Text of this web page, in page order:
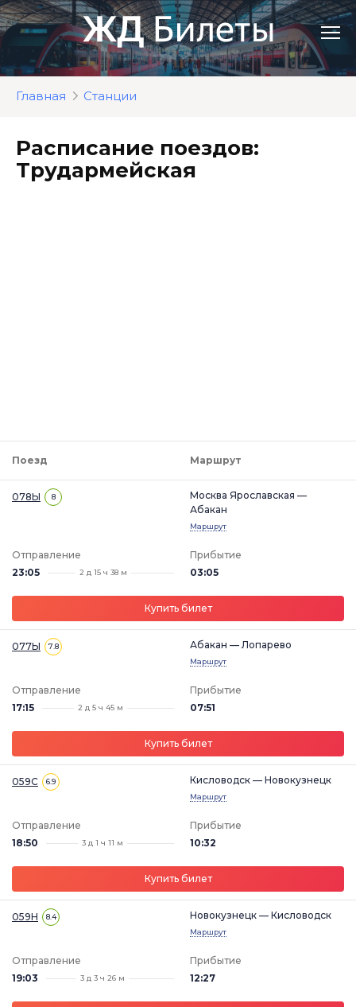
Перейти
к
контенту
Главная Станции
Расписание поездов:
Трудармейская
Поезд Маршрут
078Ы 8
Москва Ярославская —
Абакан
Маршрут
Отправление
23:05
2 д 15 ч 38 м
Прибытие
03:05
Купить билет
077Ы 7.8 Абакан — Лопарево
Маршрут
Отправление
17:15
2 д 5 ч 45 м
Прибытие
07:51
Купить билет
059С 6.9 Кисловодск — Новокузнецк
Маршрут
Отправление
18:50
3 д 1 ч 11 м
Прибытие
10:32
Купить билет
059Н 8.4 Новокузнецк — Кисловодск
Маршрут
Отправление
19:03
3 д 3 ч 26 м
Прибытие
12:27